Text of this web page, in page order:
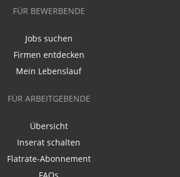
FÜR BEWERBENDE
Jobs suchen
Firmen entdecken
Mein Lebenslauf
FÜR ARBEITGEBENDE
Übersicht
Inserat schalten
Flatrate-Abonnement